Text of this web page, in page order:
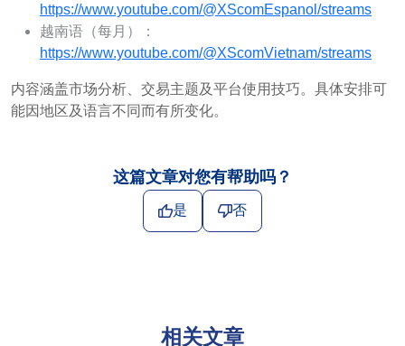
https://www.youtube.com/@XScomEspanol/streams
越南语（每月）：
https://www.youtube.com/@XScomVietnam/streams
内容涵盖市场分析、交易主题及平台使用技巧。具体安排可
能因地区及语言不同而有所变化。
这篇文章对您有帮助吗？
是 否
相关文章